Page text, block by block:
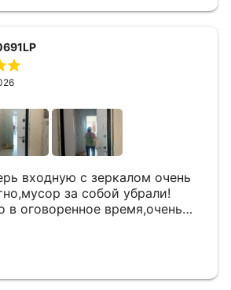
входную с зеркалом очень
за собой убрали!
в оговоренное время,очень
.Все
,и работа и цена!